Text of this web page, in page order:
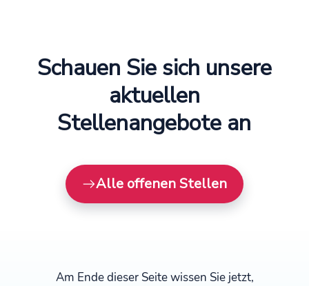
Schauen Sie sich unsere
aktuellen
Stellenangebote an
Alle offenen Stellen
Am Ende dieser Seite wissen Sie jetzt,